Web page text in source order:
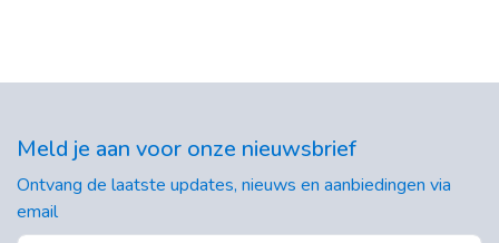
Meld je aan voor onze nieuwsbrief
Ontvang de laatste updates, nieuws en aanbiedingen via
email